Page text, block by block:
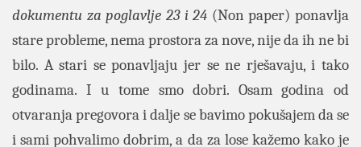
dokumentu za poglavlje 23 i 24 (Non paper) ponavlja
stare probleme, nema prostora za nove, nije da ih ne bi
bilo. A stari se ponavljaju jer se ne rješavaju, i tako
godinama. I u tome smo dobri. Osam godina od
otvaranja pregovora i dalje se bavimo pokušajem da se
i sami pohvalimo dobrim, a da za lose kažemo kako je